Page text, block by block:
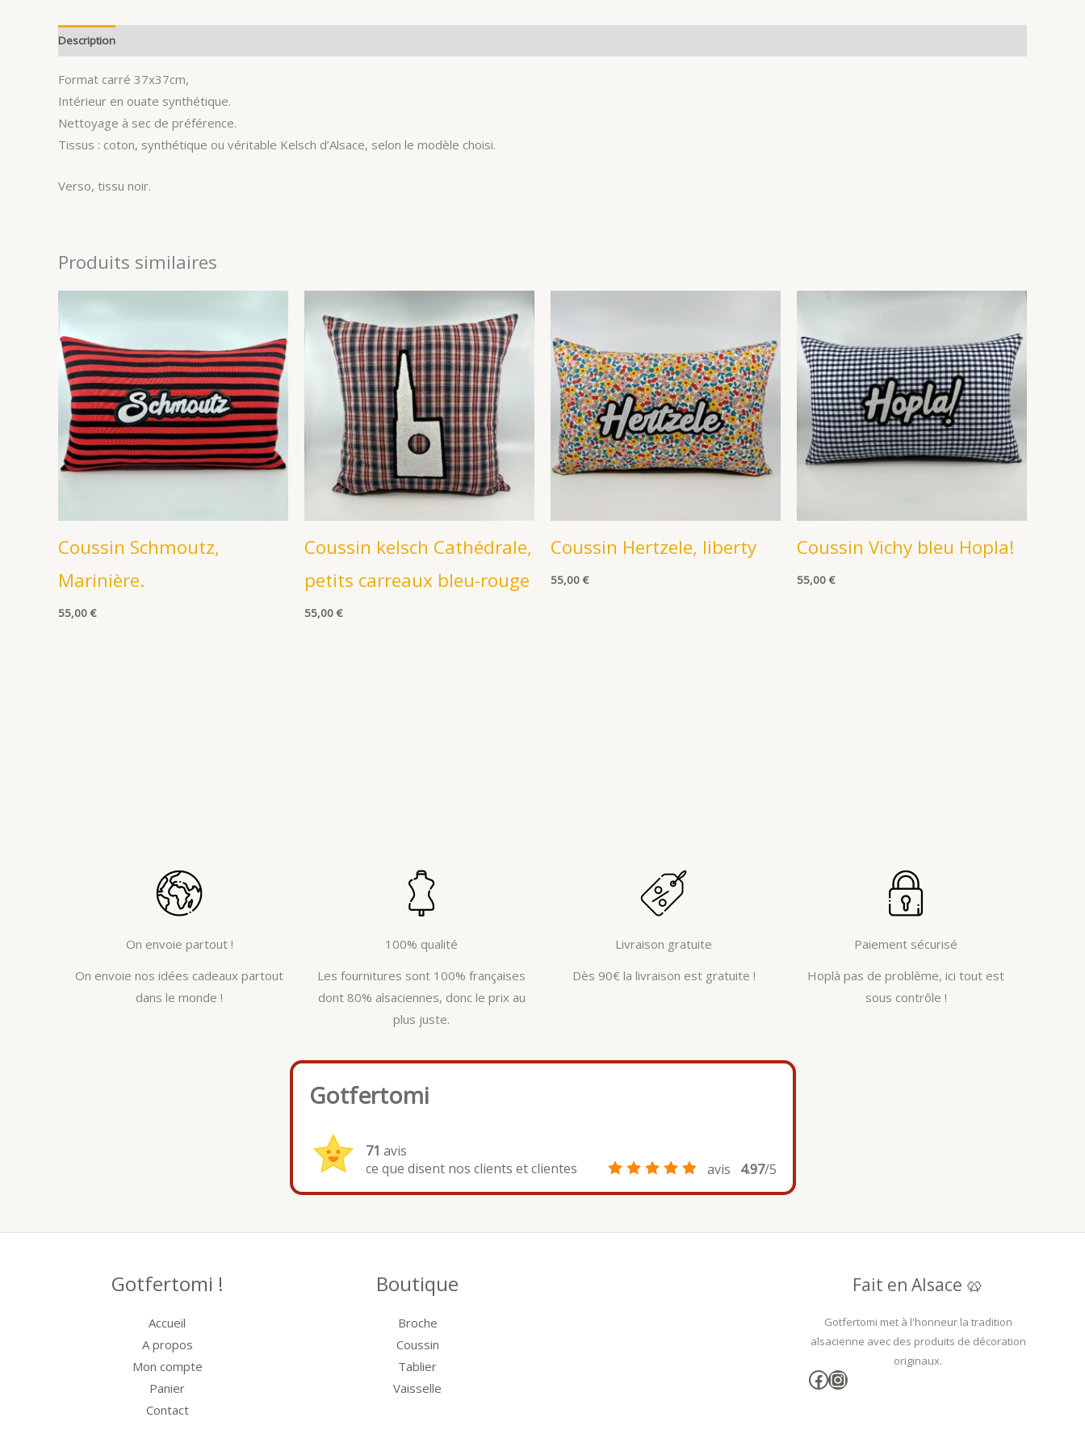
Description
Format carré 37x37cm,
Intérieur en ouate synthétique.
Nettoyage à sec de préférence.
Tissus : coton, synthétique ou véritable Kelsch d’Alsace, selon le modèle choisi.
Verso, tissu noir.
Produits similaires
Coussin Schmoutz,
Marinière.
55,00 €
Coussin kelsch Cathédrale,
petits carreaux bleu-rouge
55,00 €
Coussin Hertzele, liberty
55,00 €
Coussin Vichy bleu Hopla!
55,00 €
On envoie partout !
On envoie nos idées cadeaux partout
dans le monde !
100% qualité
Les fournitures sont 100% françaises
dont 80% alsaciennes, donc le prix au
plus juste.
Livraison gratuite
Dès 90€ la livraison est gratuite !
Paiement sécurisé
Hoplà pas de problème, ici tout est
sous contrôle !
Gotfertomi
71 avis
ce que disent nos clients et clientes
avis 4.97/5
Gotfertomi !
Accueil
A propos
Mon compte
Panier
Contact
Boutique
Broche
Coussin
Tablier
Vaisselle
Fait en Alsace 🥨
Gotfertomi met à l'honneur la tradition
alsacienne avec des produits de décoration
originaux.
Facebook
Instagram